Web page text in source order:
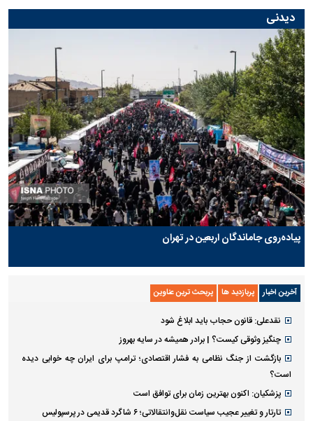
دیدنی
پیاده‌روی جاماندگان اربعین در تهران
آخرین اخبار پربازدید ها پربحث ترین عناوین
نقدعلی: قانون حجاب باید ابلاغ شود
چنگیز وثوقی کیست؟ | برادر همیشه در سایه بهروز
بازگشت از جنگ نظامی به فشار اقتصادی؛ ترامپ برای ایران چه خوابی دیده
است؟
پزشکیان: اکنون بهترین زمان برای توافق است
تارتار و تغییر عجیب سیاست نقل‌وانتقالاتی؛ ۶ شاگرد قدیمی در پرسپولیس